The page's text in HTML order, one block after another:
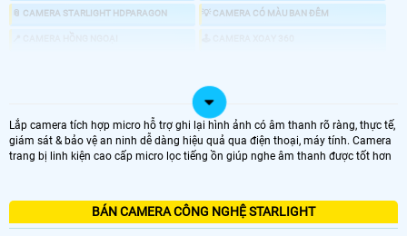
📎 CAMERA STARLIGHT HDPARAGON 💡 CAMERA CÓ MÀU BAN ĐÊM
🌜 TÌM HIỂU VỀ CMAERA STARLIGHT
truyền thống sẽ cho hình ảnh trắng đen thì camera starlight sẽ cho hình
ảnh màu sắc tương tự như ban ngày mà không cần phải có đèn chiếu sáng
Lắp camera tích hợp micro hỗ trợ ghi lại hình ảnh có âm thanh rõ ràng, thực tế,
giám sát & bảo vệ an ninh dễ dàng hiệu quả qua điện thoại, máy tính. Camera
trang bị linh kiện cao cấp micro lọc tiếng ồn giúp nghe âm thanh được tốt hơn
BÁN CAMERA CÔNG NGHỆ STARLIGHT